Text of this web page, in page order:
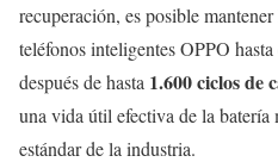
recuperación, es posible
teléfonos inteligentes OPPO hasta
después de hasta 1.600 ciclos de
una vida útil efectiva de la batería
estándar de la industria.